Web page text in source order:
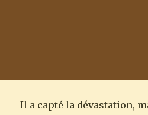
Il a capté la dévastation,